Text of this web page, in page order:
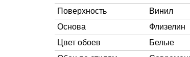
Поверхность
Винил
Основа
Флизелин
Цвет обоев
Белые